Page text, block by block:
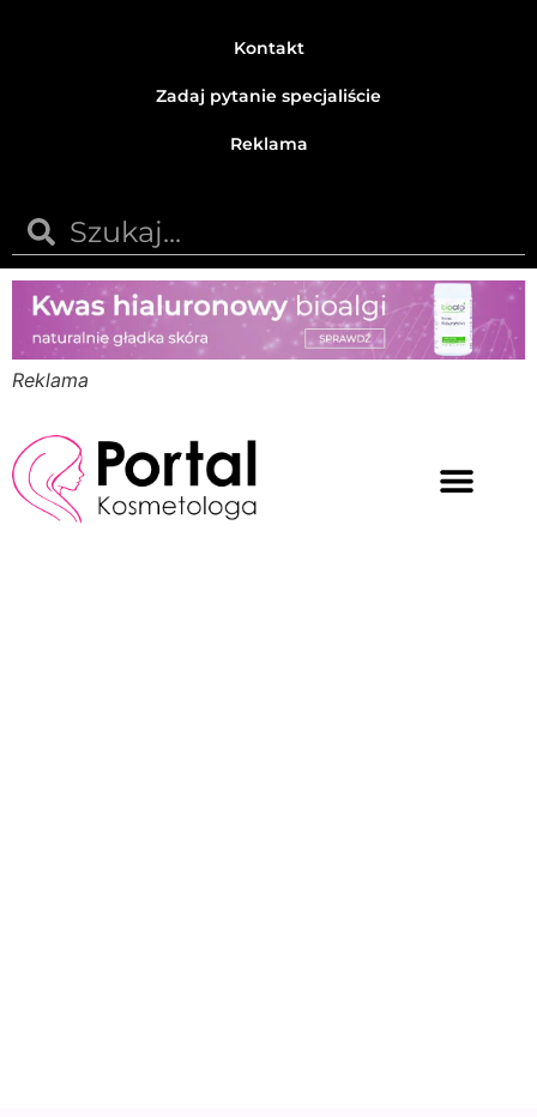
Kontakt
Zadaj pytanie specjaliście
Reklama
Reklama